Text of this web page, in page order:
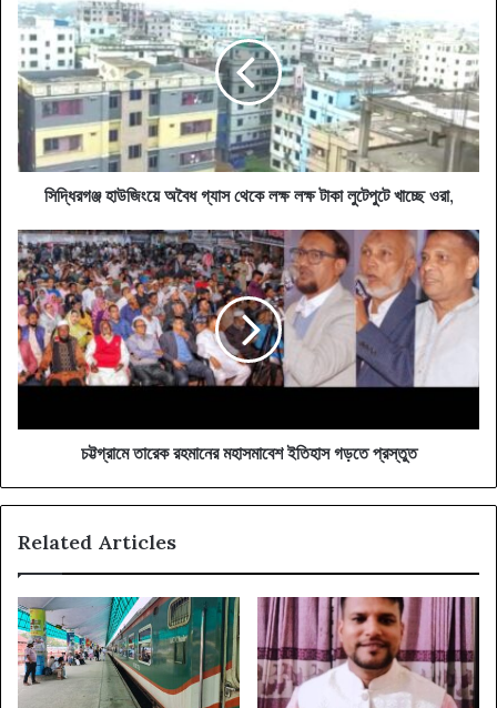
হাউজিংয়ে
অবৈধ
গ্যাস
থেকে
লক্ষ
টাকা
লুটেপুটে
সিদ্ধিরগঞ্জ হাউজিংয়ে অবৈধ গ্যাস থেকে লক্ষ লক্ষ টাকা লুটেপুটে খাচ্ছে ওরা,
চট্টগ্রামে
তারেক
রহমানের
মহাসমাবেশ
ইতিহাস
গড়তে
প্রস্তুত
চট্টগ্রামে তারেক রহমানের মহাসমাবেশ ইতিহাস গড়তে প্রস্তুত
Related Articles